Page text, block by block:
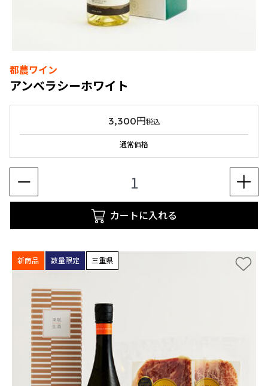
都農ワイン
アンベラシーホワイト
3,300円税込
通常価格
カートに入れる
新商品 数量限定 三重県